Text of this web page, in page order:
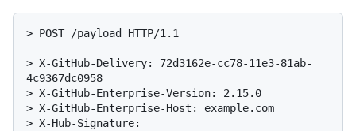
> POST /payload HTTP/1.1
> X-GitHub-Delivery: 72d3162e-cc78-11e3-81ab-
4c9367dc0958
> X-GitHub-Enterprise-Version: 2.15.0
> X-GitHub-Enterprise-Host: example.com
> X-Hub-Signature: